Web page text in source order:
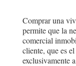
Comprar una
permite que la
comercial
cliente, que es
exclusivamente